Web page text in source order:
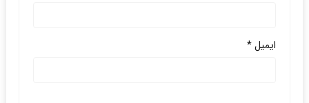
ایمیل*